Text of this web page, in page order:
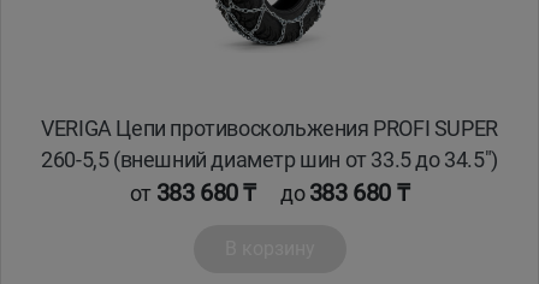
VERIGA Цепи противоскольжения PROFI SUPER
260-5,5 (внешний диаметр шин от 33.5 до 34.5")
от 383 680 ₸ до383 680 ₸